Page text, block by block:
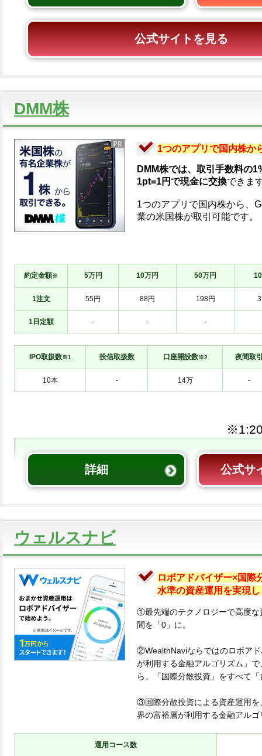
公式サイトを見る
DMM株
1つのアプリで国内株か
DMM株では、取引手数料の
1pt=1円で現金に交換できま
1つのアプリで国内株から、
業の米国株が取引可能です。
約定金額※ 5万円 10万円 50万円
1注文 55円 88円 198円
1日定額 - - -
IPO取扱数※1 投信取扱数 口座開設数※2 夜間取
- -
※1:
詳細 公式サ
ウェルスナビ
ロボアドバイザー×国際
水準の資産運用を実現
①最先端のテクノロジーで高度な
間を「0」に。
②WealthNaviならではのロボア
が利用する金融アルゴリズム」
ら、「国際分散投資」をすべて
③国際分散投資による資産運用
界の富裕層が利用する金融アル
運用コース数